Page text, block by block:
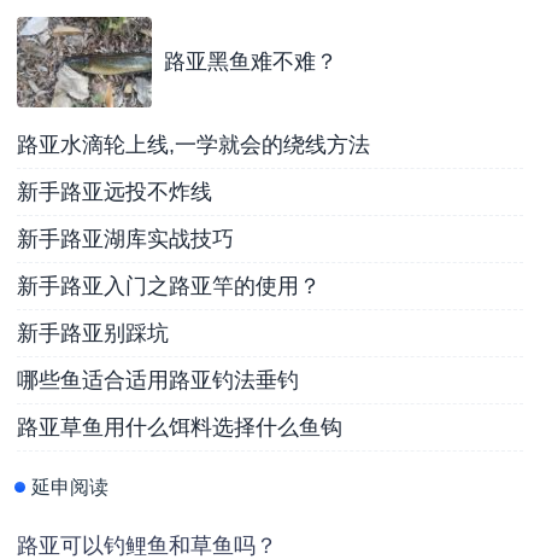
路亚黑鱼难不难？
路亚水滴轮上线,一学就会的绕线方法
新手路亚远投不炸线
新手路亚湖库实战技巧
新手路亚入门之路亚竿的使用？
新手路亚别踩坑
哪些鱼适合适用路亚钓法垂钓
路亚草鱼用什么饵料选择什么鱼钩
延申阅读
路亚可以钓鲤鱼和草鱼吗？